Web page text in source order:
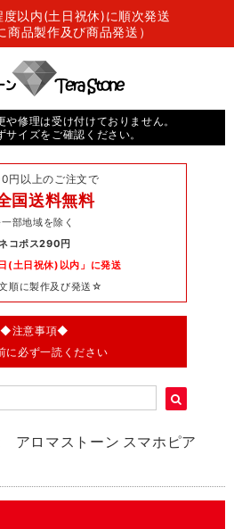
以内(土日祝休)に順次発送
商品製作及び商品発送）
修理は受け付けておりません。
サイズをご確認ください。
円以上のご注文で
国送料無料
部地域を除く
コポス290円
(土日祝休)以内」に発送
順に製作及び発送☆
◆注意事項◆
に必ず一読ください
アロマストーン スマホピア